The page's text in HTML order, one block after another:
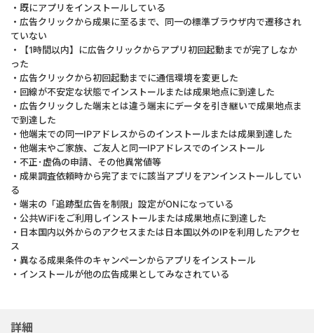
・既にアプリをインストールしている
・広告クリックから成果に至るまで、同一の標準ブラウザ内で遷移され
ていない
・【1時間以内】に広告クリックからアプリ初回起動までが完了しなか
った
・広告クリックから初回起動までに通信環境を変更した
・回線が不安定な状態でインストールまたは成果地点に到達した
・広告クリックした端末とは違う端末にデータを引き継いで成果地点ま
で到達した
・他端末での同一IPアドレスからのインストールまたは成果到達した
・他端末やご家族、ご友人と同一IPアドレスでのインストール
・不正･虚偽の申請、その他異常値等
・成果調査依頼時から完了までに該当アプリをアンインストールしてい
る
・端末の「追跡型広告を制限」設定がONになっている
・公共WiFiをご利用しインストールまたは成果地点に到達した
・日本国内以外からのアクセスまたは日本国以外のIPを利用したアクセ
ス
・異なる成果条件のキャンペーンからアプリをインストール
・インストールが他の広告成果としてみなされている
詳細